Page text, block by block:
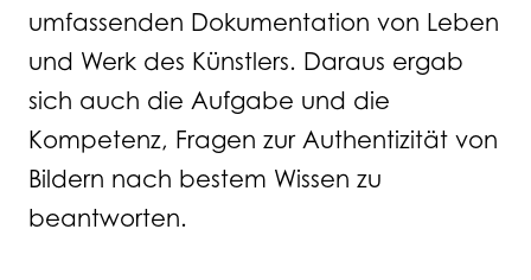
umfassenden Dokumentation von Leben
und Werk des Künstlers. Daraus ergab
sich auch die Aufgabe und die
Kompetenz, Fragen zur Authentizität von
Bildern nach bestem Wissen zu
beantworten.